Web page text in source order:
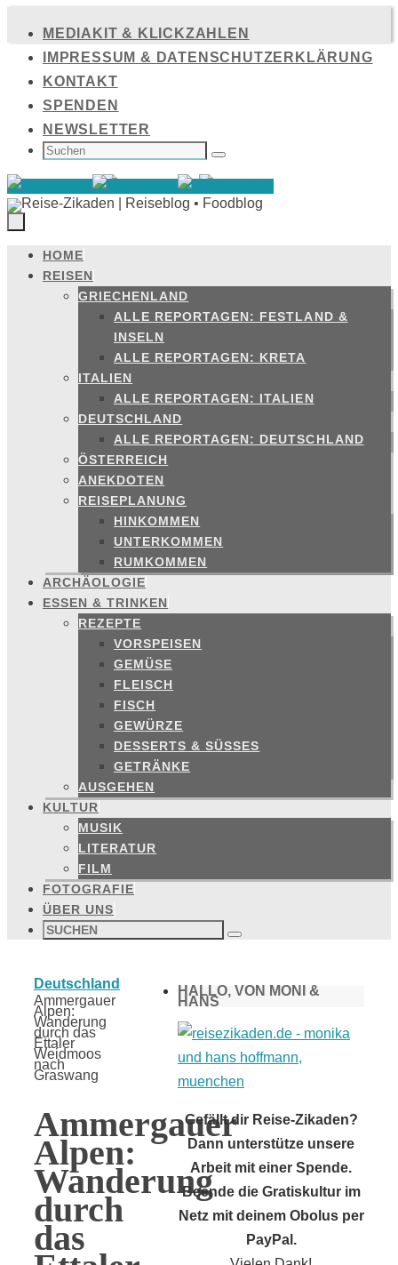
Inhalt
springen
MEDIAKIT & KLICKZAHLEN
IMPRESSUM & DATENSCHUTZERKLÄRUNG
KONTAKT
SPENDEN
NEWSLETTER
SUCHEN
NACH: Suchen
Zum
Inhalt
springen
HOME
REISEN
GRIECHENLAND
ALLE REPORTAGEN: FESTLAND &
INSELN
ALLE REPORTAGEN: KRETA
ITALIEN
ALLE REPORTAGEN: ITALIEN
DEUTSCHLAND
ALLE REPORTAGEN: DEUTSCHLAND
ÖSTERREICH
ANEKDOTEN
REISEPLANUNG
HINKOMMEN
UNTERKOMMEN
RUMKOMMEN
ARCHÄOLOGIE
ESSEN & TRINKEN
REZEPTE
VORSPEISEN
GEMÜSE
FLEISCH
FISCH
GEWÜRZE
DESSERTS & SÜSSES
GETRÄNKE
AUSGEHEN
KULTUR
MUSIK
LITERATUR
FILM
FOTOGRAFIE
ÜBER UNS
Suchen
nach: Suchen
Start
Deutschland
Ammergauer
Alpen:
Wanderung
durch das
Ettaler
Weidmoos
nach
Graswang
Ammergauer
Alpen:
Wanderung
durch
das
HALLO, VON MONI &
HANS
Gefällt dir Reise-Zikaden?
Dann unterstütze unsere
Arbeit mit einer Spende.
Beende die Gratiskultur im
Netz mit deinem Obolus per
PayPal.